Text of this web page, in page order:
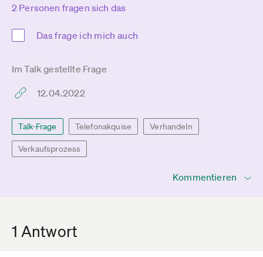
2 Personen fragen sich das
Das frage ich mich auch
Im Talk gestellte Frage
12.04.2022
Talk-Frage Telefonakquise Verhandeln
Verkaufsprozess
Kommentieren
1 Antwort